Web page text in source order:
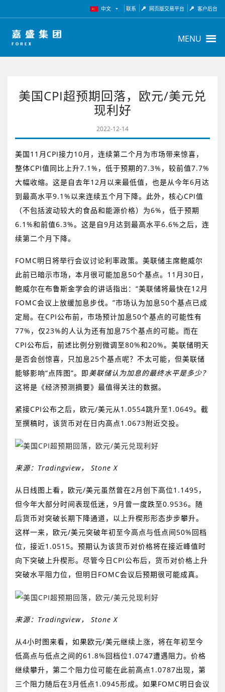
中文 联系 网页版交易平台 客户后台
MENU
美国CPI超预期回落，欧元/美元兑
现利好
2022-12-14
美国11 月CPI接力10月，连续第二个月为市场带来惊喜，
整体CPI值同比上升7.1% ，低于预期的7.3% ，较前值7.7%
大幅收缩。这是自去年12月以来最低值，也是从今年6月达
到最高水平9.1%以来连续五个月下降。此外，核心CPI值
（不包括波动较大的食品和能源价格）为6% ，低于预期
6.1%和前值6.3%。这是自9月达到最高水平6.6%之后，连
续第二个月下降。
FOMC明日将举行会议讨论利率政策。美联储主席鲍威尔
此前已暗示市场， 本月很可能加息50个基点。 11 月30日，
鲍威尔在布鲁斯金学会的讲话指出 ：“美联储将最快在12月
FOMC会议上放缓加息步伐。”市场认为加息50个基点已成
定局。在CPI公布前，市场预计加息50个基点的可能性有
77% ，仅23%的人认为还有加息75个基点的可能。而在
CPI公布后， 前述比例分别微调至80%和20%。美联储明天
是否会创惊喜，只加息25个基点呢？不太可能，但美联储
能够影响“点阵图”。即 美联储认为加息的最终水平是多少？
这将是《经济预测摘要》最值得关注的数据。
紧接CPI公布之后，欧元/美元从1.0554跳升至1.0649。截
至撰稿时，该货币对在日内高点1.0673附近交投。
来源： Tradingview， Stone X
从日线图上看，欧元/美元虽然曾在2月创下高位1.1495，
但今年大部分时间表现低迷， 9月曾一度跌至0.9536。随
后货币对突破长期下降通道，以上升楔形形态步步攀升。
这样一来， 欧元/美元突破年初至今高点与低点间50%回档
位 ， 接近1.0515。预期认为该货币对价格将在接近峰值时
向下突破上升楔形。尽管今日CPI公布后，货币对价格上升
突破水平阻力位，但明日 FOMC会议后预期很可能成真。
来源： Tradingview， Stone X
从4小时图来看，如果欧元/美元继续上涨，将在年初至今
低高点与低点之间的61.8%回档位1.0747遭遇阻力。价格
继续攀升，第二个阻力位可能在此前高点1.0787出现，第
三个阻力随后在3月低点1.0945形成。如果FOMC明日会议